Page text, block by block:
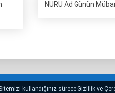
NURU Ad Günün
kullandığınız sürece Gizlilik ve